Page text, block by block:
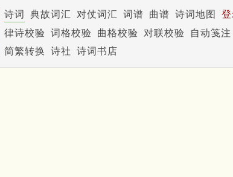
诗词 典故词汇 对仗词汇 词谱 曲谱 诗词地图
律诗校验 词格校验 曲格校验 对联校验
自动笺注
简繁转换 诗社 诗词书店